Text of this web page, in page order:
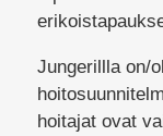
Jungerillla on/
hoitajat ovat